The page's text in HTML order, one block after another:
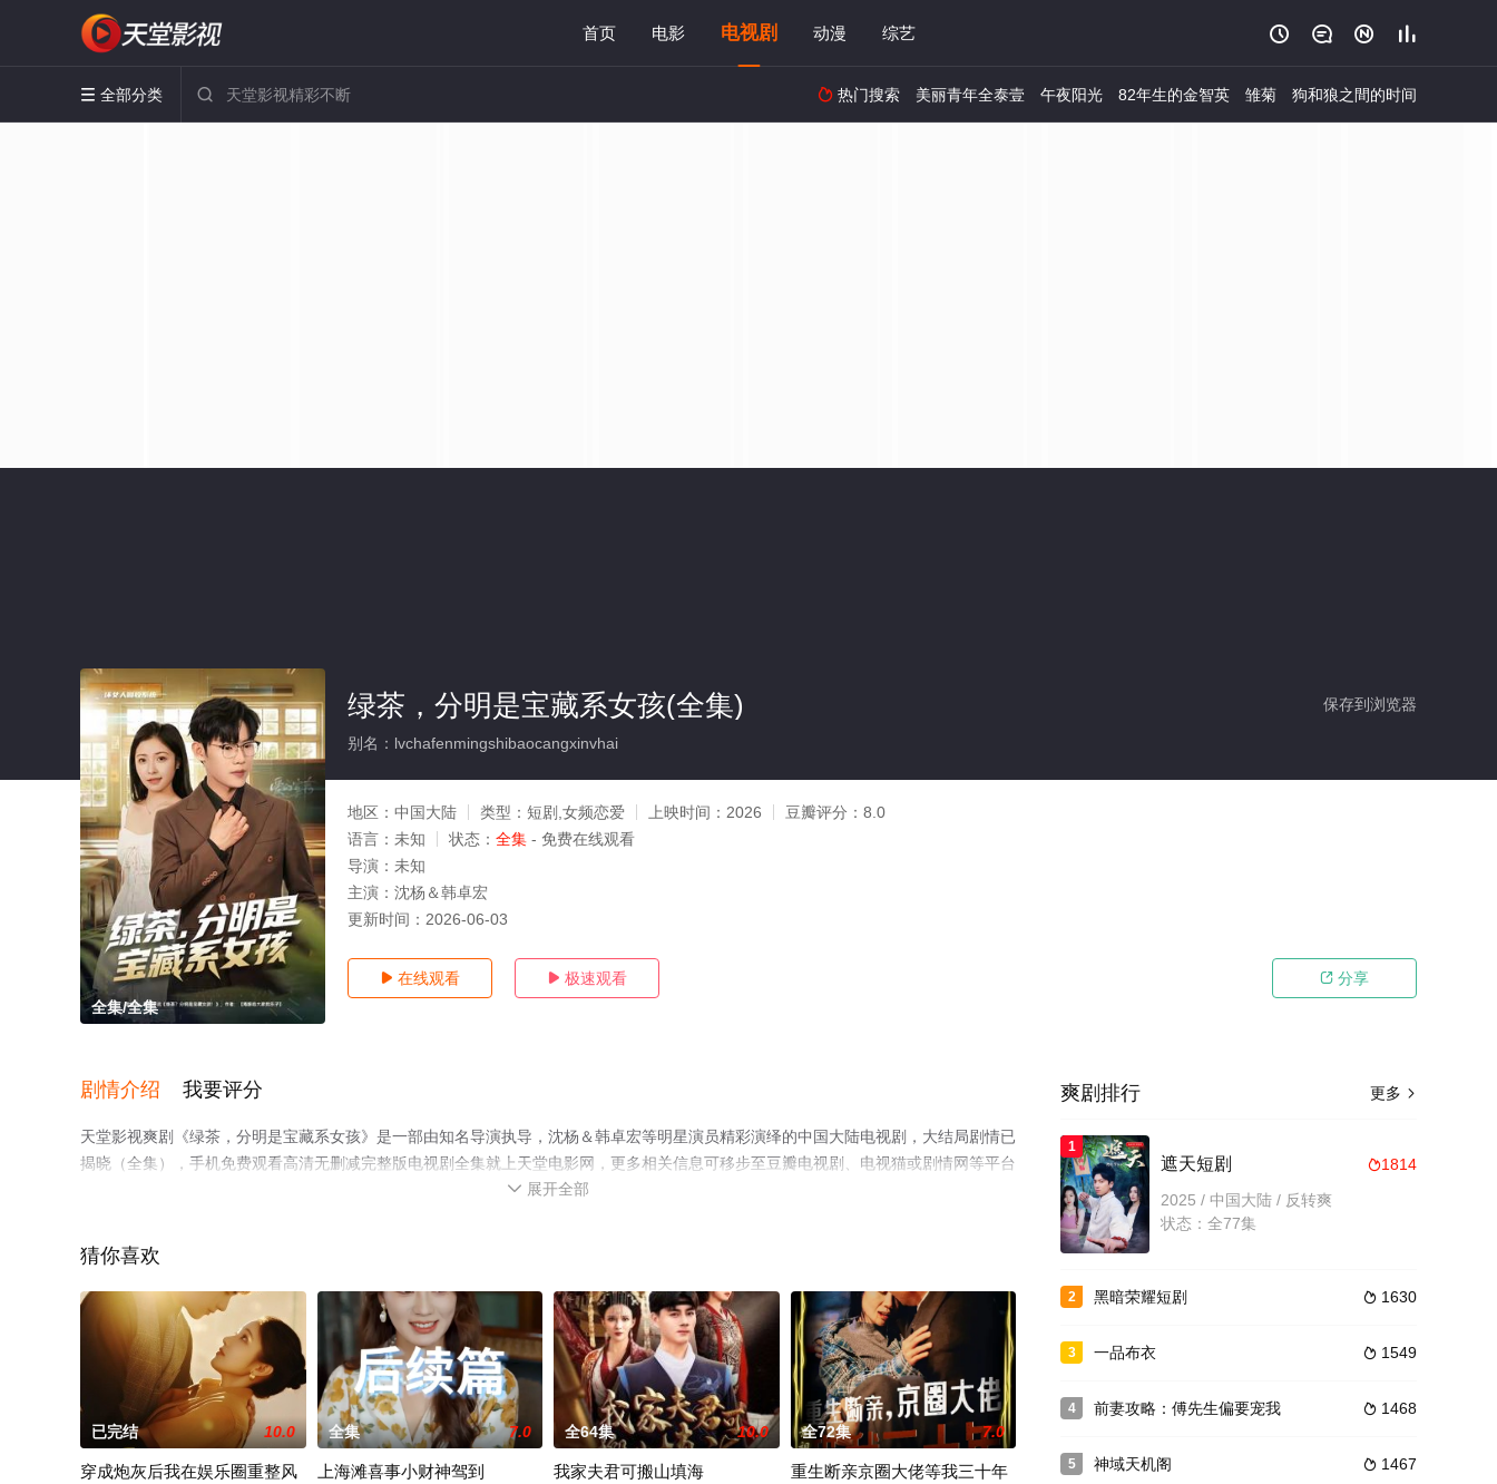
首页 电影 电视剧 动漫 综艺    
 全部分类   热门搜索 美丽青年全泰壹 午夜阳光 82年生的金智英 雏菊 狗和狼之間的时间
全集/全集
保存到浏览器
绿茶，分明是宝藏系女孩(全集)
别名：lvchafenmingshibaocangxinvhai
地区： 中国大陆 类型： 短剧,女频恋爱 上映时间： 2026 豆瓣评分： 8.0
语言： 未知 状态： 全集 - 免费在线观看
导演： 未知
主演： 沈杨＆韩卓宏
更新时间： 2026-06-03
 在线观看  极速观看  分享
剧情介绍 我要评分
天堂影视爽剧《绿茶，分明是宝藏系女孩》是一部由知名导演执导，沈杨＆韩卓宏等明星演员精彩演绎的中国大陆电视剧，大结局剧情已
揭晓（全集），手机免费观看高清无删减完整版电视剧全集就上天堂电影网，更多相关信息可移步至豆瓣电视剧、电视猫或剧情网等平台
 展开全部
猜你喜欢
已完结 10.0
穿成炮灰后我在娱乐圈重整风
全集 7.0
上海滩喜事小财神驾到
全64集 10.0
我家夫君可搬山填海
全72集 7.0
重生断亲京圈大佬等我三十年
更多 
爽剧排行
1
1814
遮天短剧
2025 / 中国大陆 / 反转爽
状态：全77集
2  1630
黑暗荣耀短剧
3  1549
一品布衣
4  1468
前妻攻略：傅先生偏要宠我
5  1467
神域天机阁